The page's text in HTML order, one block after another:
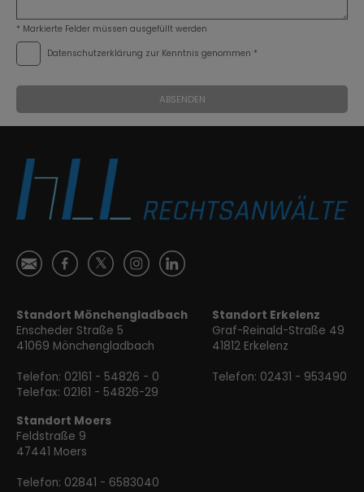
* Markierte Felder müssen ausgefüllt werden
Datenschutzerklärung zur Kenntnis genommen *
ABSENDEN
Ś ă  Ⱥ ɐ
Standort Mönchengladbach
Enscheder Straße 5
41069 Mönchengladbach
Telefon: 02161 - 54826 - 0
Telefax: 02161 - 54826-29
Standort Erkelenz
Graf-Reinald-Straße 49
41812 Erkelenz
Telefon: 02431 - 953490
Standort Moers
Feldstraße 9
47441 Moers
Telefon: 02841 - 6583040